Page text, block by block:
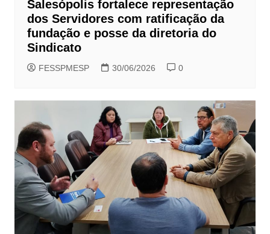
Salesópolis fortalece representação
dos Servidores com ratificação da
fundação e posse da diretoria do
Sindicato
FESSPMESP 30/06/2026 0